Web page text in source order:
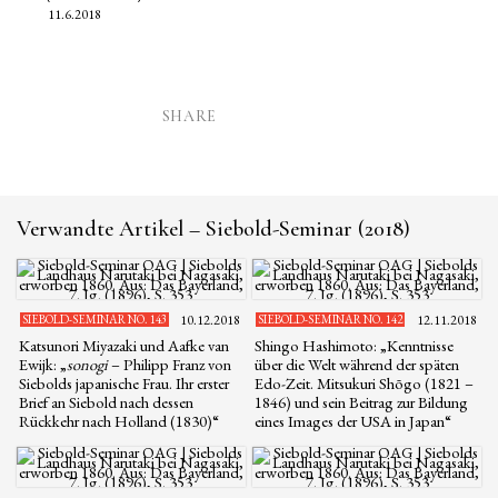
11.6.2018
SHARE
Verwandte Artikel – Siebold-Seminar (2018)
SIEBOLD-SEMINAR NO. 143 10.12.2018
Katsunori Miyazaki und Aafke van
Ewijk: „sonogi– Philipp Franz von
Siebolds japanische Frau. Ihr erster
Brief an Siebold nach dessen
Rückkehr nach Holland (1830)“
SIEBOLD-SEMINAR NO. 142 12.11.2018
Shingo Hashimoto: „Kenntnisse
über die Welt während der späten
Edo-Zeit. Mitsukuri Shōgo (1821 –
1846) und sein Beitrag zur Bildung
eines Images der USA in Japan“